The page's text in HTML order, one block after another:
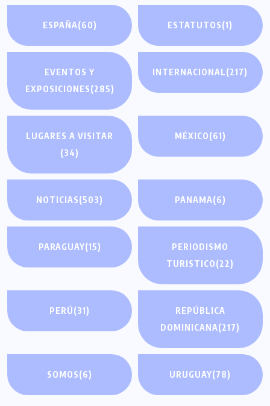
ESPAÑA(60) ESTATUTOS(1)
EVENTOS Y
EXPOSICIONES(285)
INTERNACIONAL(217)
LUGARES A VISITAR
(34)
MÉXICO(61)
NOTICIAS(503) PANAMA(6)
PARAGUAY(15)
PERIODISMO
TURISTICO(22)
PERÚ(31)
REPÚBLICA
DOMINICANA(217)
SOMOS(6) URUGUAY(78)